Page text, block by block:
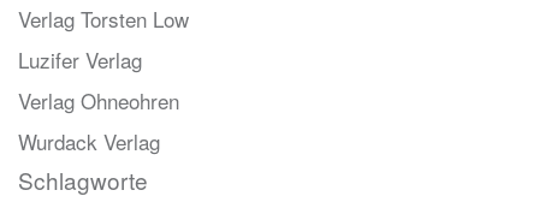
Verlag Torsten Low
Luzifer Verlag
Verlag Ohneohren
Wurdack Verlag
Schlagworte